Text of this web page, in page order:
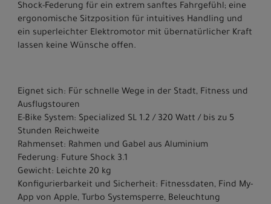
Shock-Federung für ein extrem sanftes Fahrgefühl; eine
ergonomische Sitzposition für intuitives Handling und
ein superleichter Elektromotor mit übernatürlicher Kraft
lassen keine Wünsche offen.
Eignet sich: Für schnelle Wege in der Stadt, Fitness und
Ausflugstouren
E-Bike System: Specialized SL 1.2 / 320 Watt / bis zu 5
Stunden Reichweite
Rahmenset: Rahmen und Gabel aus Aluminium
Federung: Future Shock 3.1
Gewicht: Leichte 20 kg
Konfigurierbarkeit und Sicherheit: Fitnessdaten, Find My-
App von Apple, Turbo Systemsperre, Beleuchtung